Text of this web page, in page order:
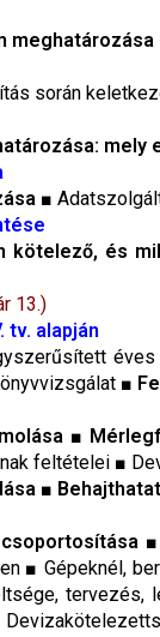
meghatározása
során
■
kötelező, és
13.)
tv. alapján
■
■
feltételei ■
■
■
■ Gépeknél,